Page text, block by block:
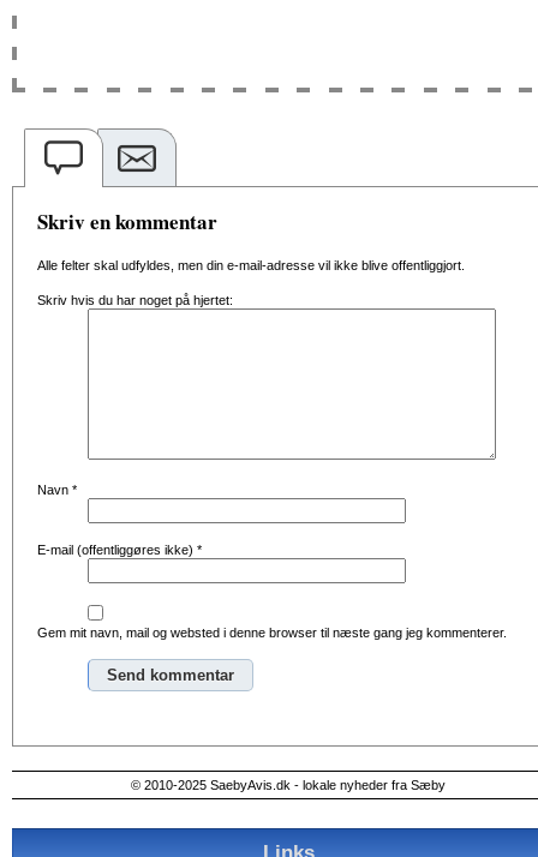
Skriv en kommentar
Alle felter skal udfyldes, men din e-mail-adresse vil ikke blive offentliggjort.
Skriv hvis du har noget på hjertet:
Navn *
E-mail (offentliggøres ikke) *
Gem mit navn, mail og websted i denne browser til næste gang jeg kommenterer.
© 2010-2025 SaebyAvis.dk - lokale nyheder fra Sæby
Links